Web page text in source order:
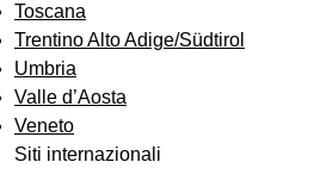
Toscana
Trentino Alto Adige/Südtirol
Umbria
Valle d’Aosta
Veneto
Siti internazionali